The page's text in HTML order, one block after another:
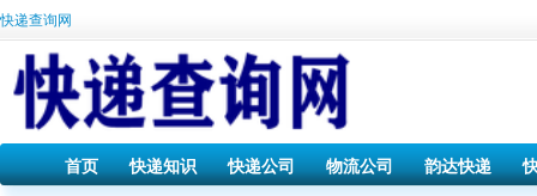
快递查询网
首页 快递知识 快递公司 物流公司 韵达快递